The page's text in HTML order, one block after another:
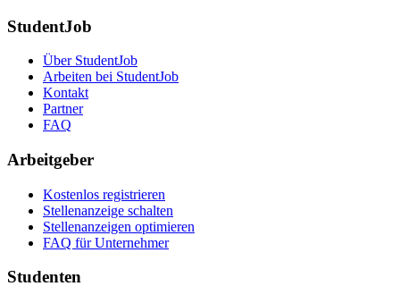
StudentJob
Über StudentJob
Arbeiten bei StudentJob
Kontakt
Partner
FAQ
Arbeitgeber
Kostenlos registrieren
Stellenanzeige schalten
Stellenanzeigen optimieren
FAQ für Unternehmer
Studenten